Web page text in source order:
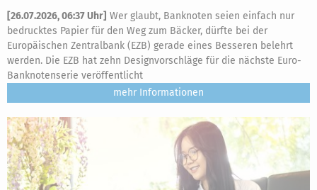
[26.07.2026, 06:37 Uhr] Wer glaubt, Banknoten seien einfach nur
bedrucktes Papier für den Weg zum Bäcker, dürfte bei der
Europäischen Zentralbank (EZB) gerade eines Besseren belehrt
werden. Die EZB hat zehn Designvorschläge für die nächste Euro-
Banknotenserie veröffentlicht
mehr